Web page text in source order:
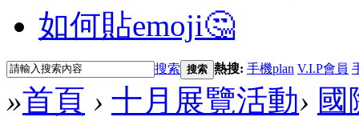
如何貼emoji🤔
搜索 搜索 熱搜: 手機plan V.I.P會員
»首頁 › 十月展覽活動› 國